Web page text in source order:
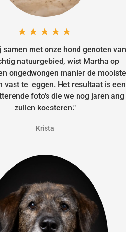
★★★★★
samen met onze hond genoten van
natuurgebied, wist Martha op
ongedwongen manier de mooiste
vast te leggen. Het resultaat is een
foto's die we nog jarenlang
zullen koesteren."
Krista